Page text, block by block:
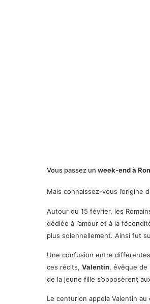
Vous passez un week-end à
Mais connaissez-vous l’origine
Autour du 15 février, les
dédiée à l’amour et à la
plus solennellement. Ainsi fut
Une confusion entre
ces récits, Valentin, évêque de
de la jeune fille s’opposèrent
Le centurion appela Valentin au